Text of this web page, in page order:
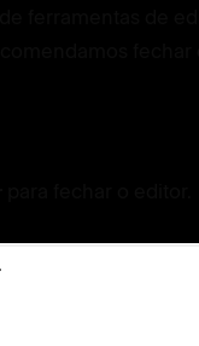
ferramentas de
fechar